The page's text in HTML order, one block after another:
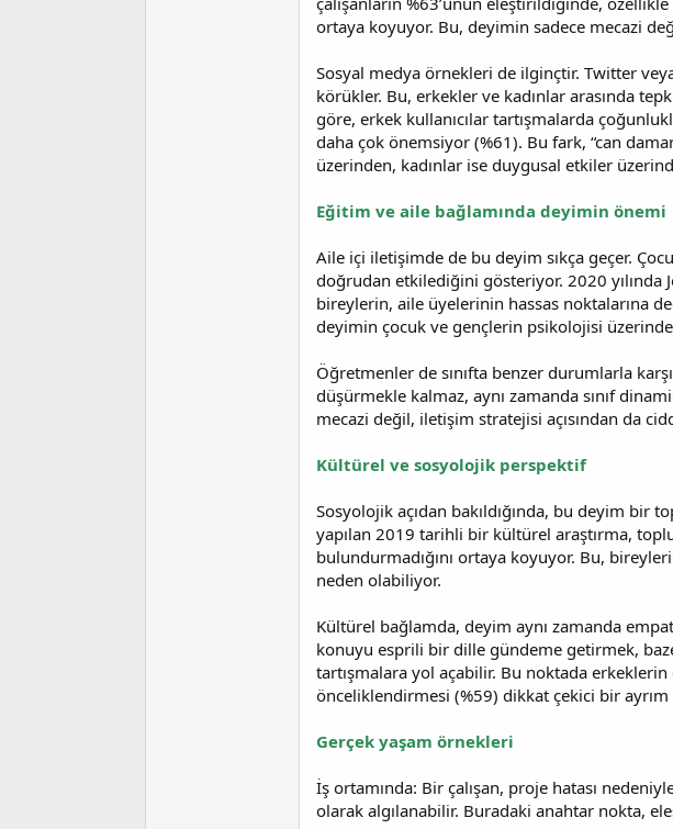
ortaya koyuyor. Bu, deyimin sadece mecazi
Sosyal medya örnekleri de ilginçtir. Twitter
körükler. Bu, erkekler ve kadınlar arasında
göre, erkek kullanıcılar tartışmalarda
daha çok önemsiyor (%61). Bu fark, “can
üzerinden, kadınlar ise duygusal etkiler
Eğitim ve aile bağlamında deyimin önemi
Aile içi iletişimde de bu deyim sıkça geçer.
doğrudan etkilediğini gösteriyor. 2020 yılında
bireylerin, aile üyelerinin hassas noktalarına
deyimin çocuk ve gençlerin psikolojisi
Öğretmenler de sınıfta benzer durumlarla
düşürmekle kalmaz, aynı zamanda sınıf
mecazi değil, iletişim stratejisi açısından da
Kültürel ve sosyolojik perspektif
Sosyolojik açıdan bakıldığında, bu deyim bir
yapılan 2019 tarihli bir kültürel araştırma,
bulundurmadığını ortaya koyuyor. Bu,
neden olabiliyor.
Kültürel bağlamda, deyim aynı zamanda
konuyu esprili bir dille gündeme getirmek,
tartışmalara yol açabilir. Bu noktada
önceliklendirmesi (%59) dikkat çekici bir ayrım
Gerçek yaşam örnekleri
İş ortamında: Bir çalışan, proje hatası
olarak algılanabilir. Buradaki anahtar nokta,